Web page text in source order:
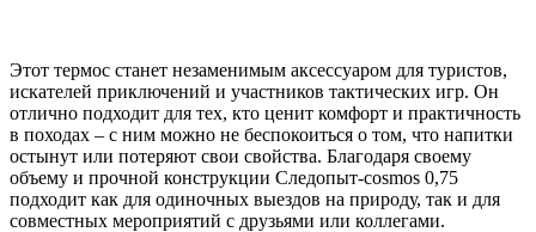
Этот термос станет незаменимым аксессуаром для туристов,
искателей приключений и участников тактических игр. Он
отлично подходит для тех, кто ценит комфорт и практичность
в походах – с ним можно не беспокоиться о том, что напитки
остынут или потеряют свои свойства. Благодаря своему
объему и прочной конструкции Следопыт-cosmos 0,75
подходит как для одиночных выездов на природу, так и для
совместных мероприятий с друзьями или коллегами.